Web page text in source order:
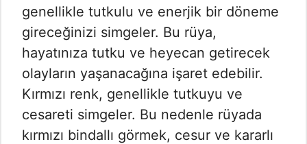
genellikle tutkulu ve enerjik bir döneme
gireceğinizi simgeler. Bu rüya,
hayatınıza tutku ve heyecan getirecek
olayların yaşanacağına işaret edebilir.
Kırmızı renk, genellikle tutkuyu ve
cesareti simgeler. Bu nedenle rüyada
kırmızı bindallı görmek, cesur ve kararlı